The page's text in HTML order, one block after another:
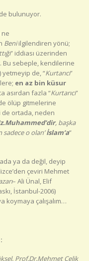
bulunuyor.
ne
Beniilgilendiren yönü;
” iddiası üzerinden
Bu sebeple, kendilerine
yetmeyip de, “Kurtarıcı”
en az bin küsur
asırdan fazla “Kurtarıcı”
ölüp gitmelerine
de ortada, neden
, başka
sadece o olan’İslam’a”
ya da değil, deyip
çeviri Mehmet
– Ali Ünal, Elif
İstanbul-2006)
koymaya çalışalım…
Prof.Dr.Mehmet Çelik